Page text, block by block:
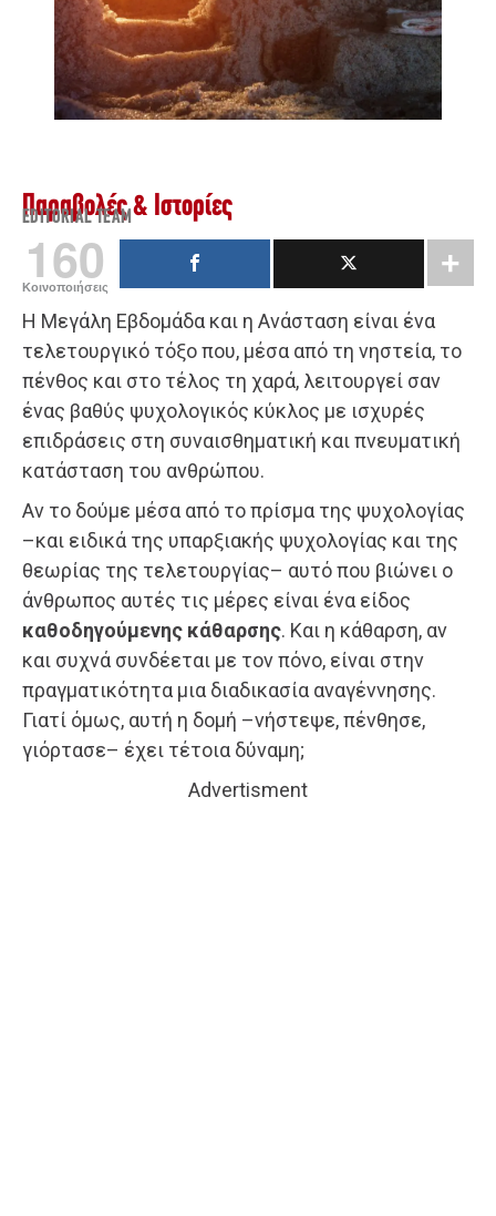
Παραβολές & Ιστορίες
EDITORIAL TEAM
160
Κοινοποιήσεις
Η Μεγάλη Εβδομάδα και η Ανάσταση είναι ένα
τελετουργικό τόξο που, μέσα από τη νηστεία, το
πένθος και στο τέλος τη χαρά, λειτουργεί σαν
ένας βαθύς ψυχολογικός κύκλος με ισχυρές
επιδράσεις στη συναισθηματική και πνευματική
κατάσταση του ανθρώπου.
Αν το δούμε μέσα από το πρίσμα της ψυχολογίας
–και ειδικά της υπαρξιακής ψυχολογίας και της
θεωρίας της τελετουργίας– αυτό που βιώνει ο
άνθρωπος αυτές τις μέρες είναι ένα είδος
καθοδηγούμενης κάθαρσης. Και η κάθαρση, αν
και συχνά συνδέεται με τον πόνο, είναι στην
πραγματικότητα μια διαδικασία αναγέννησης.
Γιατί όμως, αυτή η δομή –νήστεψε, πένθησε,
γιόρτασε– έχει τέτοια δύναμη;
Advertisment